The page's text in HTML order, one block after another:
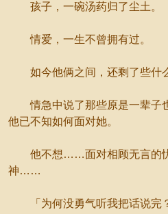
孩子，一碗汤药归了尘土。
情爱，一生不曾拥有过。
如今他俩之间，还剩了些什
情急中说了那些原是一辈子也
他已不知如何面对她。
他不想……面对相顾无言的忧
神……
「为何没勇气听我把话说完